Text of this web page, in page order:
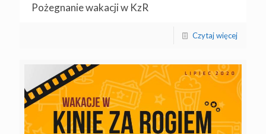
Pożegnanie wakacji w KzR
Czytaj więcej